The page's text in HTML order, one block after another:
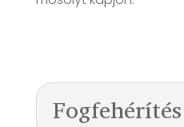
Fogfehérítés